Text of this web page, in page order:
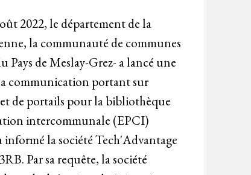
2022, le département de la
la communauté de communes
de Meslay-Grez- a lancé une
communication portant sur
de portails pour la bibliothèque
intercommunale (EPCI)
informé la société Tech'Advantage
Par sa requête, la société